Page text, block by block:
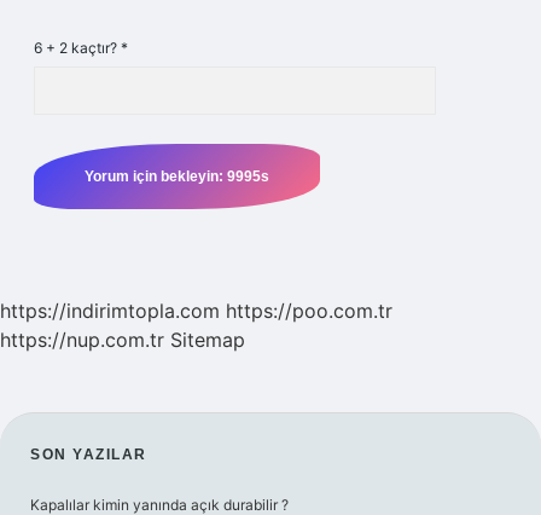
6 + 2 kaçtır? *
https://indirimtopla.com https://poo.com.tr
https://nup.com.tr Sitemap
SIDEBAR
SON YAZILAR
Kapalılar kimin yanında açık durabilir ?